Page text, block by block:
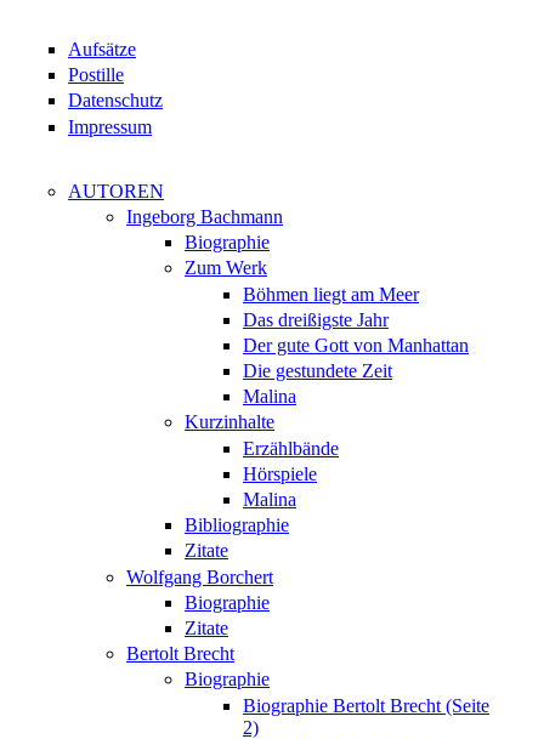
Aufsätze
Postille
Datenschutz
Impressum
AUTOREN
Ingeborg Bachmann
Biographie
Zum Werk
Böhmen liegt am Meer
Das dreißigste Jahr
Der gute Gott von Manhattan
Die gestundete Zeit
Malina
Kurzinhalte
Erzählbände
Hörspiele
Malina
Bibliographie
Zitate
Wolfgang Borchert
Biographie
Zitate
Bertolt Brecht
Biographie
Biographie Bertolt Brecht (Seite
2)